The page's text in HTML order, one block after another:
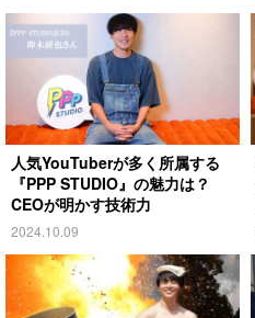
人気YouTuberが多く所属する
『PPP STUDIO』の魅力は？
CEOが明かす技術力
2024.10.09